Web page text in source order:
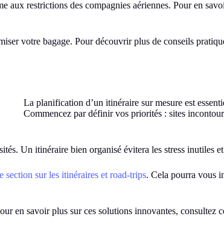
restrictions des compagnies aériennes. Pour en
votre bagage. Pour découvrir plus de conseils
La planification d’un itinéraire sur mesure est
Commencez par définir vos priorités : sites
Un itinéraire bien organisé évitera les stress inutiles
section sur les itinéraires et road-trips. Cela pourra vous
en savoir plus sur ces solutions innovantes, consultez